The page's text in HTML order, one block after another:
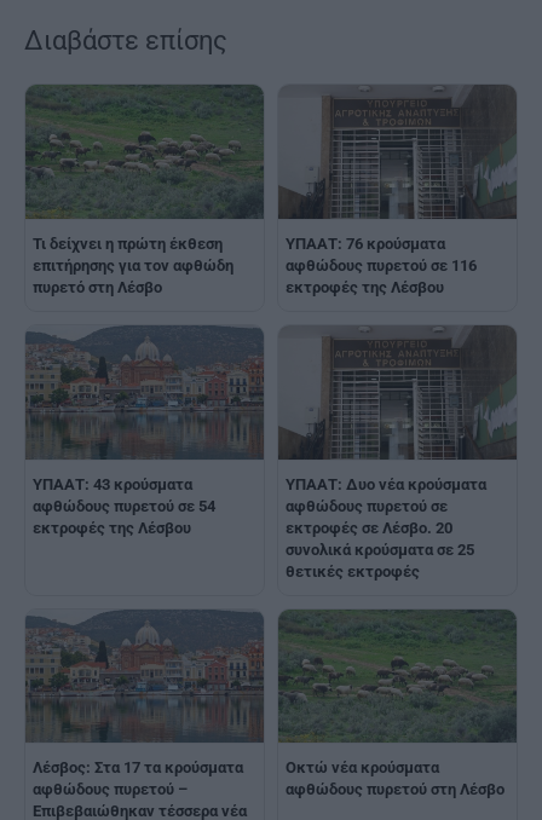
Διαβάστε επίσης
Τι δείχνει η πρώτη έκθεση
επιτήρησης για τον αφθώδη
πυρετό στη Λέσβο
ΥΠΑΑΤ: 76 κρούσματα
αφθώδους πυρετού σε 116
εκτροφές της Λέσβου
ΥΠΑΑΤ: 43 κρούσματα
αφθώδους πυρετού σε 54
εκτροφές της Λέσβου
ΥΠΑΑΤ: Δυο νέα κρούσματα
αφθώδους πυρετού σε
εκτροφές σε Λέσβο. 20
συνολικά κρούσματα σε 25
θετικές εκτροφές
Λέσβος: Στα 17 τα κρούσματα
αφθώδους πυρετού –
Επιβεβαιώθηκαν τέσσερα νέα
Οκτώ νέα κρούσματα
αφθώδους πυρετού στη Λέσβο